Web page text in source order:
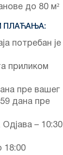
до 80 м²
ПЛАЋАЊА:
потребан је
приликом
пре вашег
дана пре
Одјава – 10:30
18:00